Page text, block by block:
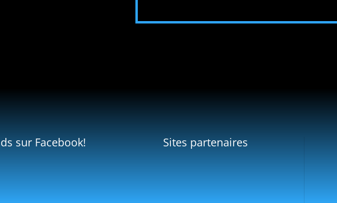
sur Facebook! Sites partenaires